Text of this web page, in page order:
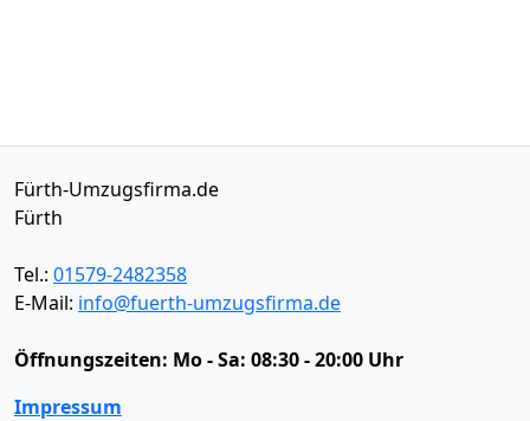
Fürth-Umzugsfirma.de
Fürth
Tel.: 01579-2482358
E-Mail: info@fuerth-umzugsfirma.de
Öffnungszeiten: Mo - Sa: 08:30 - 20:00 Uhr
Impressum